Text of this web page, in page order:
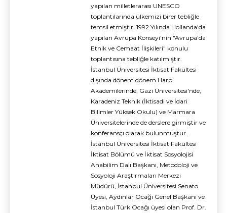
yapılan milletlerarası UNESCO
toplantılarında ülkemizi birer tebliğle
temsil etmiştir. 1992 Yılında Hollanda'da
yapılan Avrupa Konseyi'nin "Avrupa'da
Etnik ve Cemaat İlişkileri" konulu
toplantısına tebliğle katılmıştır.
İstanbul Üniversitesi İktisat Fakültesi
dışında dönem dönem Harp
Akademilerinde, Gazi Üniversitesi'nde,
Karadeniz Teknik (İktisadi ve İdari
Bilimler Yüksek Okulu) ve Marmara
Üniversitelerinde de derslere girmiştir ve
konferansçı olarak bulunmuştur.
İstanbul Üniversitesi İktisat Fakültesi
İktisat Bölümü ve İktisat Sosyolojisi
Anabilim Dalı Başkanı, Metodoloji ve
Sosyoloji Araştırmaları Merkezi
Müdürü, İstanbul Üniversitesi Senato
Üyesi, Aydınlar Ocağı Genel Başkanı ve
İstanbul Türk Ocağı üyesi olan Prof. Dr.